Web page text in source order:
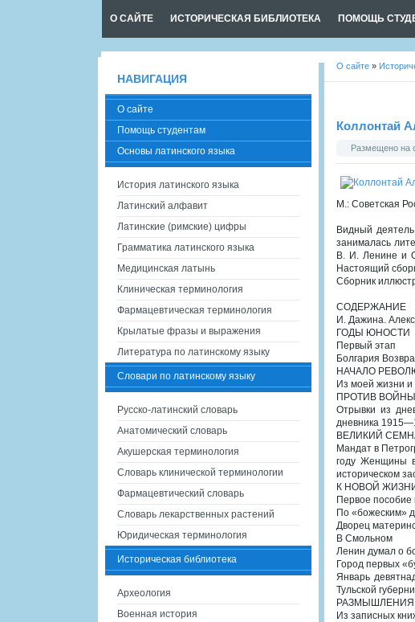
О САЙТЕ ИСТОРИЧЕСКАЯ БИБЛИОТЕКА ПОМОЩЬ
О сайте »
Коллонтай
Размещено на
М.: Советская
Видный
занималась
В. И. Ленине и
Настоящий
Сборник
СОДЕРЖАНИЕ
И. Дажина.
ГОДЫ ЮНОСТИ
Первый этап
Болгария
НАЧАЛО
Из моей жизни
ПРОТИВ
Отрывки из
дневника
ВЕЛИКИЙ
Мандат в
году Женщины
историческом
К НОВОЙ
Первое пособие
По «божеским»
Дворец
В Смольном
Ленин думал о
Город первых
Январь
Тульской
Из записных
НАВИГАЦИЯ
О сайте
Помощь студентам
Основы латинского языка
История латинского языка
Латинский алфавит
Латинские (римские) цифры
Грамматика латинского языка
Медицинская латынь
Клиническая терминология
Фармацевтическая терминология
Крылатые фразы и выражения
Литература по латинскому языку
Словари по латинскому языку
Русско-латинский словарь
Анатомический словарь
Акушерская терминология
Словарь клинической терминологии
Фармацевтический словарь
Словарь лекарственных растений
Юридическая терминология
Историческая библиотека
Археология
Военная история